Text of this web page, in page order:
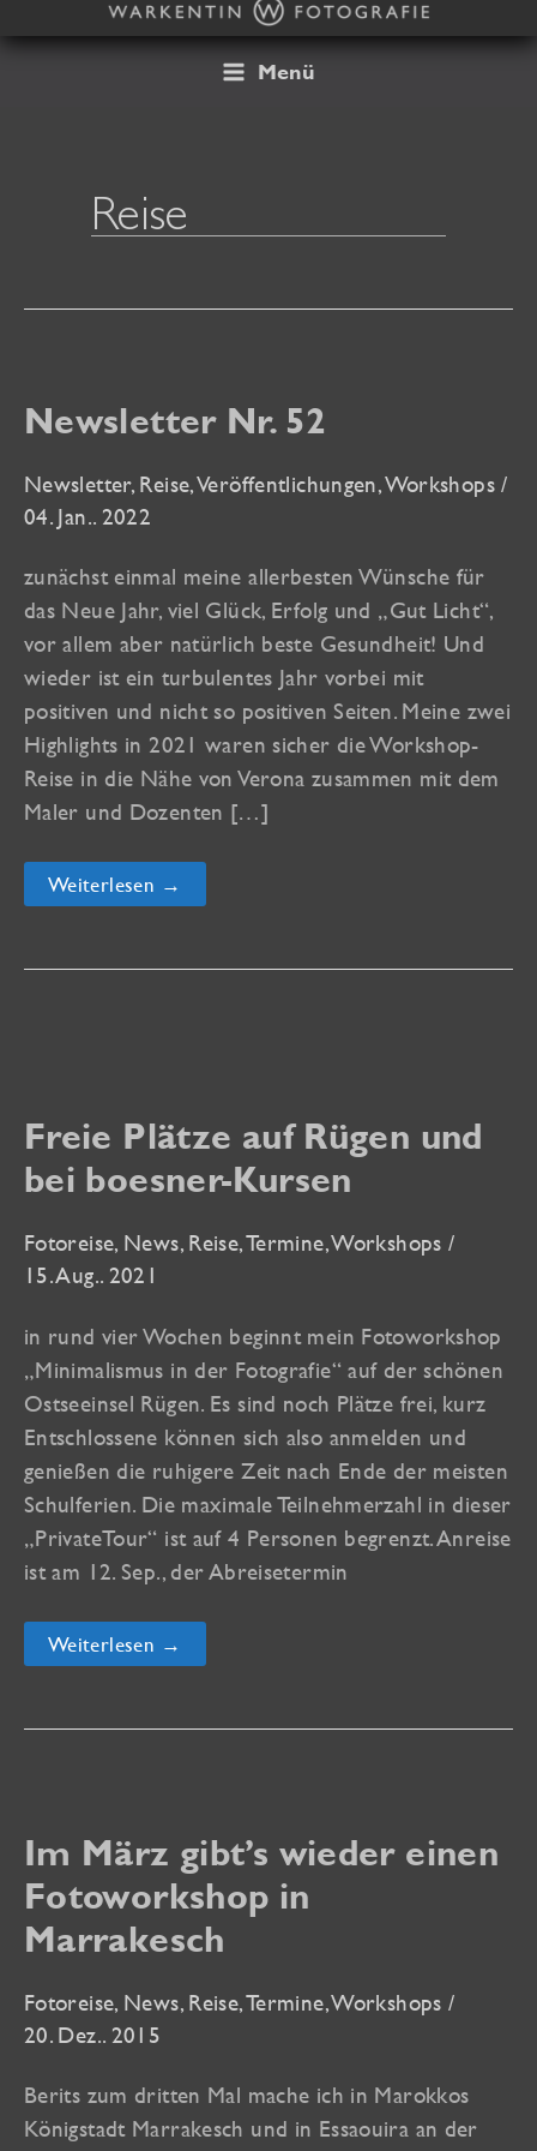
Inhalt
Menü
Reise
Newsletter Nr. 52
Newsletter, Reise,Veröffentlichungen,Workshops/
04. Jan.. 2022
zunächst einmal meine allerbesten Wünsche für
das Neue Jahr, viel Glück, Erfolg und „Gut Licht“,
vor allem aber natürlich beste Gesundheit! Und
wieder ist ein turbulentes Jahr vorbei mit
positiven und nicht so positiven Seiten. Meine zwei
Highlights in 2021 waren sicher die Workshop-
Reise in die Nähe von Verona zusammen mit dem
Maler und Dozenten […]
Newsletter
Nr.
Weiterlesen →
Freie Plätze auf Rügen und
bei boesner-Kursen
Fotoreise, News, Reise,Termine,Workshops /
15. Aug.. 2021
in rund vier Wochen beginnt mein Fotoworkshop
„Minimalismus in der Fotografie“ auf der schönen
Ostseeinsel Rügen. Es sind noch Plätze frei, kurz
Entschlossene können sich also anmelden und
genießen die ruhigere Zeit nach Ende der meisten
Schulferien. Die maximale Teilnehmerzahl in dieser
„PrivateTour“ ist auf 4 Personen begrenzt. Anreise
ist am 12. Sep., der Abreisetermin
Freie
Plätze
und
Weiterlesen →
Im März gibt’s wieder einen
Fotoworkshop in
Marrakesch
Fotoreise, News, Reise,Termine,Workshops /
20. Dez.. 2015
Berits zum dritten Mal mache ich in Marokkos
Königstadt Marrakesch und in Essaouira an der